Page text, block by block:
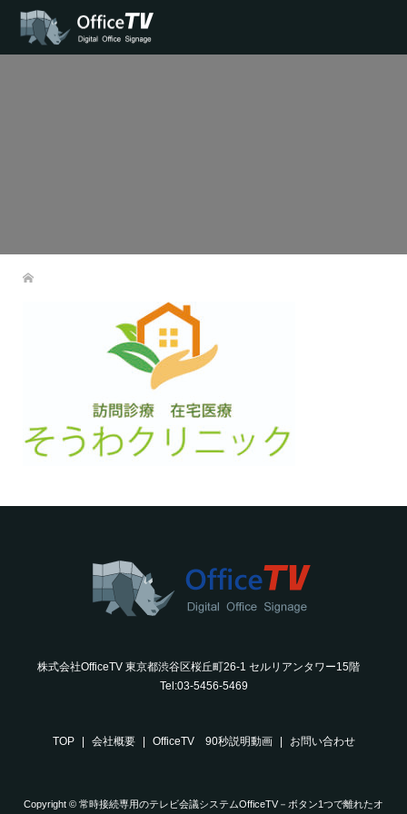
株式会社OfficeTV 東京都渋谷区桜丘町26-1 セルリアンタワー15階
Tel:03-5456-5469
TOP 会社概要 OfficeTV 90秒説明動画 お問い合わせ
Copyright © 常時接続専用のテレビ会議システムOfficeTV－ボタン1つで離れたオ